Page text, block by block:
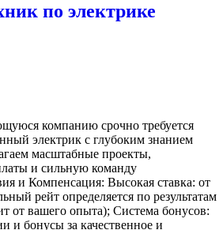
по электрике
компанию срочно требуется
электрик с глубоким знанием
масштабные проекты,
и сильную команду
и Компенсация: Высокая ставка: от
рейт определяется по результатам
от вашего опыта); Система бонусов:
и бонусы за качественное и